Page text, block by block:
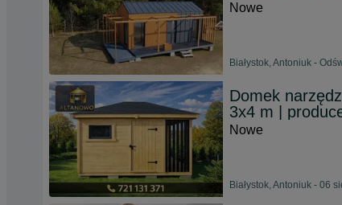
Nowe
Białystok, Antoniuk -
Domek
3x4 m |
Nowe
Białystok, Antoniuk - 06